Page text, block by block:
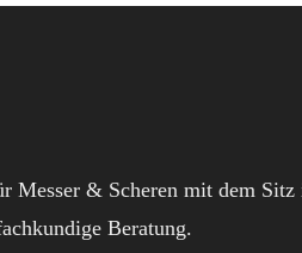
Messer & Scheren mit dem
Beratung.